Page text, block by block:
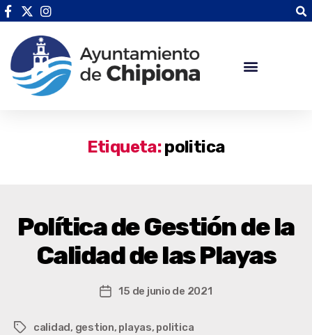
Etiqueta:politica
Política de Gestión de la
Calidad de las Playas
15 de junio de 2021
calidad , gestion, playas, politica